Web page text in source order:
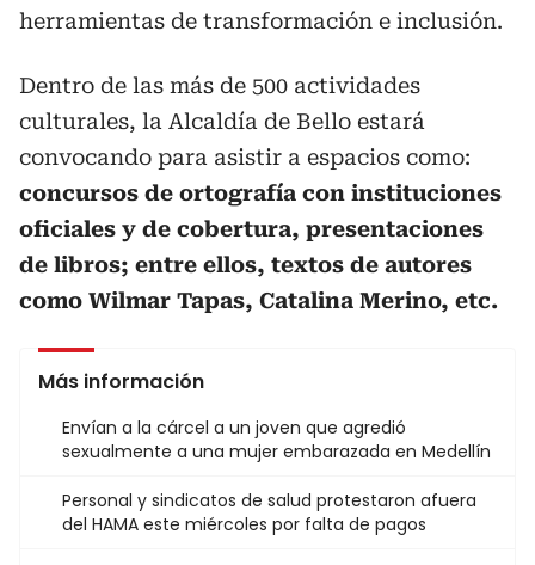
herramientas de transformación e inclusión.
Dentro de las más de 500 actividades
culturales, la Alcaldía de Bello estará
convocando para asistir a espacios como:
concursos de ortografía con instituciones
oficiales y de cobertura, presentaciones
de libros; entre ellos, textos de autores
como Wilmar Tapas, Catalina Merino, etc.
Más información
Envían a la cárcel a un joven que agredió
sexualmente a una mujer embarazada en Medellín
Personal y sindicatos de salud protestaron afuera
del HAMA este miércoles por falta de pagos